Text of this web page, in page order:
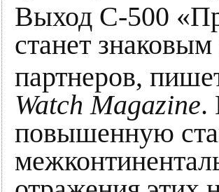
Выход С-500
станет
партнеров,
Watch Magazine.
повышенную